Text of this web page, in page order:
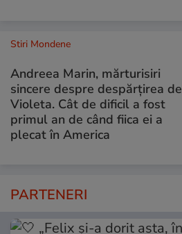
Stiri Mondene
Andreea Marin, mărturisiri
sincere despre despărțirea de
Violeta. Cât de dificil a fost
primul an de când fiica ei a
plecat în America
PARTENERI